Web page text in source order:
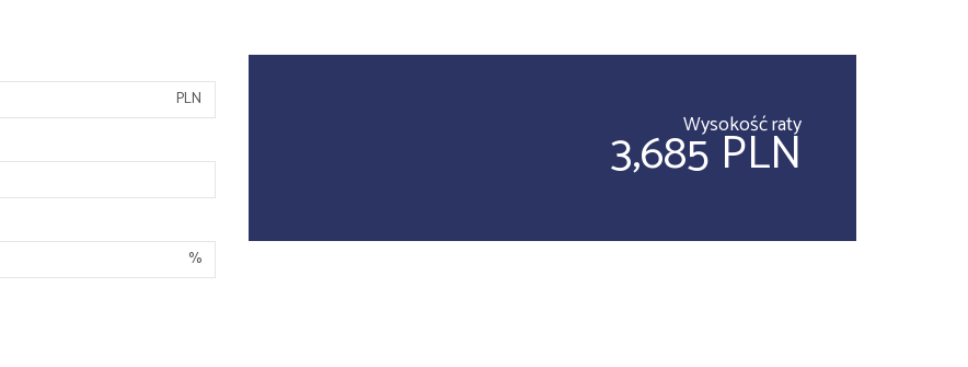
PLN
%
Wysokość raty
3,685 PLN